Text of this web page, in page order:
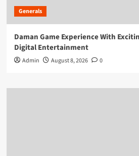
Generals
Daman Game Experience With
Digital Entertainment
Admin August 8, 2026 0